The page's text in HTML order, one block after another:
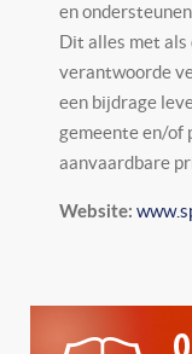
en ondersteunen.
Dit alles met als
verantwoorde
een bijdrage
gemeente en/of
aanvaardbare
Website: